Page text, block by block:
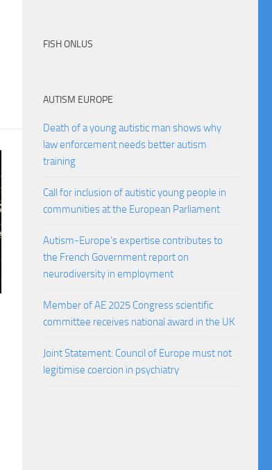
FISH ONLUS
AUTISM EUROPE
Death of a young autistic man shows why
law enforcement needs better autism
training
Call for inclusion of autistic young people in
communities at the European Parliament
Autism-Europe’s expertise contributes to
the French Government report on
neurodiversity in employment
Member of AE 2025 Congress scientific
committee receives national award in the UK
Joint Statement: Council of Europe must not
legitimise coercion in psychiatry